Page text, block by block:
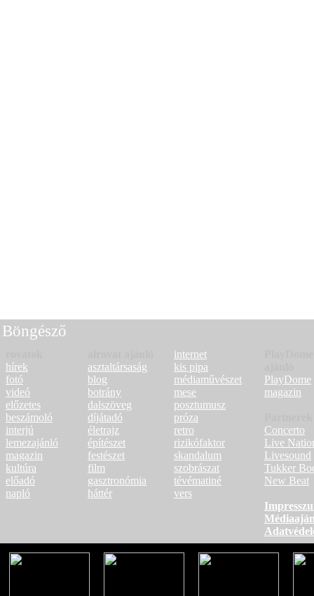
Böngésző
hírek
fotó
videó
előzetes
beszámoló
interjú
lemezajánló
magazin
kultúra
előadó
napló
asztaltársaság
blog
botrány
dalszöveg
díjátadó
életrajz
építészet
festészet
film
gasztronómia
háttér
internet
kis pipa
médiaművészet
mese
posztumusz
próza
retro
rizikófaktor
skandalum
szobrászat
tévématiné
vers
PlayDome
magazin
Concerto
Live
Livesound
Tukker
New Beat